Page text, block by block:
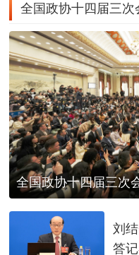
全国政协十四届三
全国政协十四届三次
刘
答